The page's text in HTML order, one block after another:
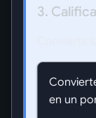
3.
en un